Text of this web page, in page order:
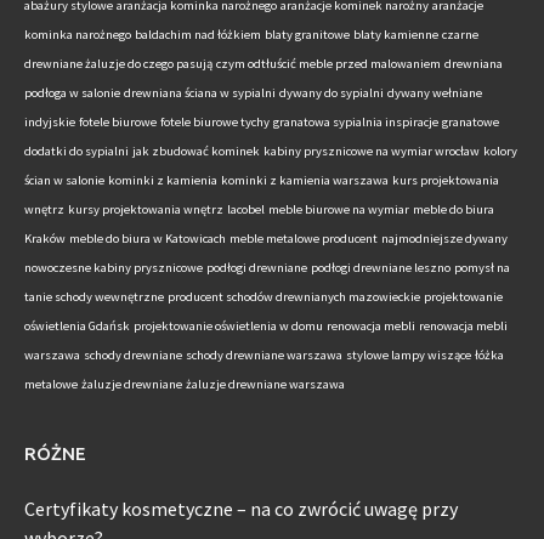
abażury stylowe aranżacja kominka narożnego aranżacje kominek narożny aranżacje
kominka narożnego baldachim nad łóżkiem blaty granitowe blaty kamienne czarne
drewniane żaluzje do czego pasują czym odtłuścić meble przed malowaniem drewniana
podłoga w salonie drewniana ściana w sypialni dywany do sypialni dywany wełniane
indyjskie fotele biurowe fotele biurowe tychy granatowa sypialnia inspiracje granatowe
dodatki do sypialni jak zbudować kominek kabiny prysznicowe na wymiar wrocław kolory
ścian w salonie kominki z kamienia kominki z kamienia warszawa kurs projektowania
wnętrz kursy projektowania wnętrz lacobel meble biurowe na wymiar meble do biura
Kraków meble do biura w Katowicach meble metalowe producent najmodniejsze dywany
nowoczesne kabiny prysznicowe podłogi drewniane podłogi drewniane leszno pomysł na
tanie schody wewnętrzne producent schodów drewnianych mazowieckie projektowanie
oświetlenia Gdańsk projektowanie oświetlenia w domu renowacja mebli renowacja mebli
warszawa schody drewniane schody drewniane warszawa stylowe lampy wiszące łóżka
metalowe żaluzje drewniane żaluzje drewniane warszawa
RÓŻNE
Certyfikaty kosmetyczne – na co zwrócić uwagę przy